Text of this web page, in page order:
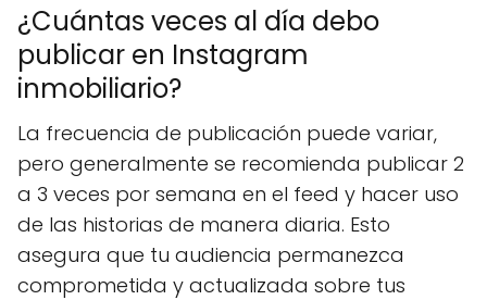
¿Cuántas veces al día debo
publicar en Instagram
inmobiliario?
La frecuencia de publicación puede variar,
pero generalmente se recomienda publicar 2
a 3 veces por semana en el feed y hacer uso
de las historias de manera diaria. Esto
asegura que tu audiencia permanezca
comprometida y actualizada sobre tus